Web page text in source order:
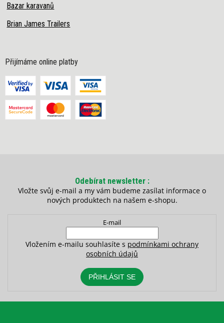
Bazar karavanů
Brian James Trailers
Přijímáme online platby
Odebírat newsletter
Vložte svůj e-mail a my vám budeme zasílat informace o
nových produktech na našem e-shopu.
E-mail
Vložením e-mailu souhlasíte s podmínkami ochrany
osobních údajů
PŘIHLÁSIT SE